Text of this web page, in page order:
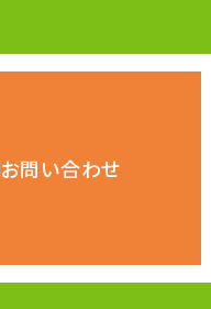
お問い合わせ